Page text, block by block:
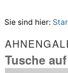
Sie sind hier:
Tusche